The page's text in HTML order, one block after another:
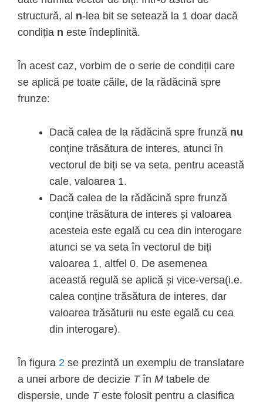
structură, al n-lea bit se setează la 1 doar dacă
condiția n este îndeplinită.
În acest caz, vorbim de o serie de condiții care
se aplică pe toate căile, de la rădăcină spre
frunze:
Dacă calea de la rădăcină spre frunză nu
conține trăsătura de interes, atunci în
vectorul de biți se va seta, pentru această
cale, valoarea 1.
Dacă calea de la rădăcină spre frunză
conține trăsătura de interes și valoarea
acesteia este egală cu cea din interogare
atunci se va seta în vectorul de biți
valoarea 1, altfel 0. De asemenea
această regulă se aplică și vice-versa(i.e.
calea conține trăsătura de interes, dar
valoarea trăsăturii nu este egală cu cea
din interogare).
În figura 2 se prezintă un exemplu de translatare
a unei arbore de decizie Tîn M tabele de
dispersie, unde Teste folosit pentru a clasifica